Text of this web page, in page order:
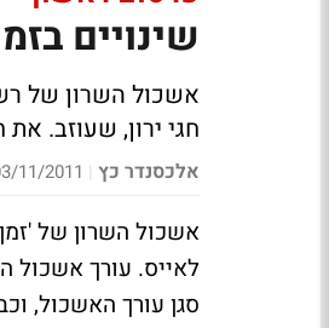
שינויים
אשכול השרון של
חגי ירון, שעוזב.
אלכסנדר כץ |
11/2011 12:58
אשכול השרון של
לאייס. עורך אשכול
סגן עורך האשכול,